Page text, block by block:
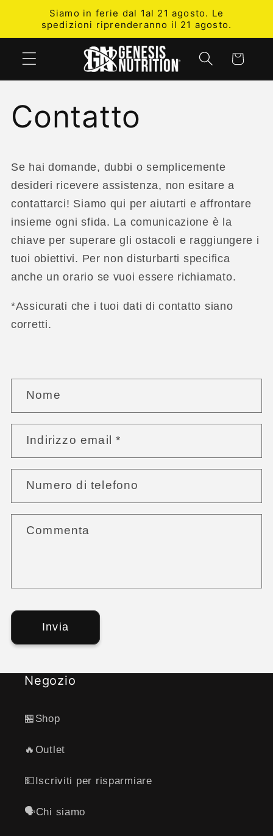
direttamente
ai contenuti
Siamo in ferie dal 1al 21 agosto. Le
spedizioni riprenderanno il 21 agosto.
Carrello
Contatto
Se hai domande, dubbi o semplicemente
desideri ricevere assistenza, non esitare a
contattarci! Siamo qui per aiutarti e affrontare
insieme ogni sfida. La comunicazione è la
chiave per superare gli ostacoli e raggiungere i
tuoi obiettivi. Per non disturbarti specifica
anche un orario se vuoi essere richiamato.
*Assicurati che i tuoi dati di contatto siano
corretti.
d
l
d
t
Nome
Indirizzo email*
Numero di telefono
Commenta
Invia
Negozio
🏪Shop
🔥Outlet
💵Iscriviti per risparmiare
🗣️Chi siamo